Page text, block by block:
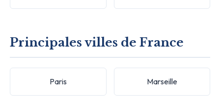
Principales villes de France
Paris Marseille